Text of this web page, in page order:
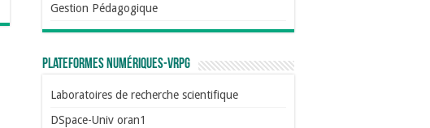
Gestion Pédagogique
Plateformes numériques-VRPG
Laboratoires de recherche scientifique
DSpace-Univ oran1